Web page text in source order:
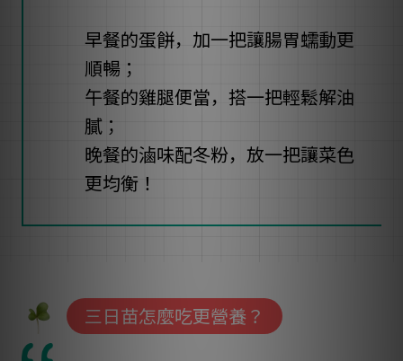
早餐的蛋餅，加一把讓腸胃蠕動更
順暢；
午餐的雞腿便當，搭一把輕鬆解油
膩；
晚餐的滷味配冬粉，放一把讓菜色
更均衡！
三日苗怎麼吃更營養？